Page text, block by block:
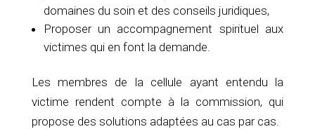
domaines du soin et des conseils juridiques,
Proposer un accompagnement spirituel aux
victimes qui en font la demande.
Les membres de la cellule ayant entendu la
victime rendent compte à la commission, qui
propose des solutions adaptées au cas par cas.